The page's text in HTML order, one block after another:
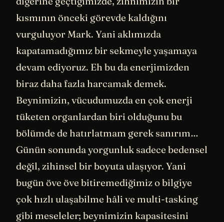
kısmının önceki görevde kaldığını
vurguluyor Mark. Yani aklımızda
kapatamadığımız bir sekmeyle yaşamaya
devam ediyoruz. Eh bu da enerjimizden
biraz daha fazla harcamak demek.
Beynimizin, vücudumuzda en çok enerji
tüketen organlardan biri olduğunu bu
bölümde de hatırlatmam gerek sanırım…
Günün sonunda yorgunluk sadece bedensel
değil, zihinsel bir boyuta ulaşıyor. Yani
bugün öve öve bitiremediğimiz o bilgiye
çok hızlı ulaşabilme hâli ve multi-tasking
gibi meseleler; beynimizin kapasitesini